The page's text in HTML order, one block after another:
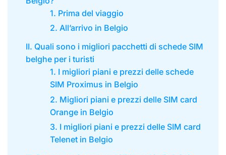
1. Prima del viaggio
2. All’arrivo in Belgio
II. Quali sono i migliori pacchetti di schede SIM
belghe per i turisti
1. I migliori piani e prezzi delle schede
SIM Proximus in Belgio
2. Migliori piani e prezzi delle SIM card
Orange in Belgio
3. I migliori piani e prezzi delle SIM card
Telenet in Belgio